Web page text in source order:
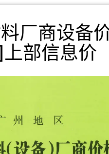
厂商设备
部信息价